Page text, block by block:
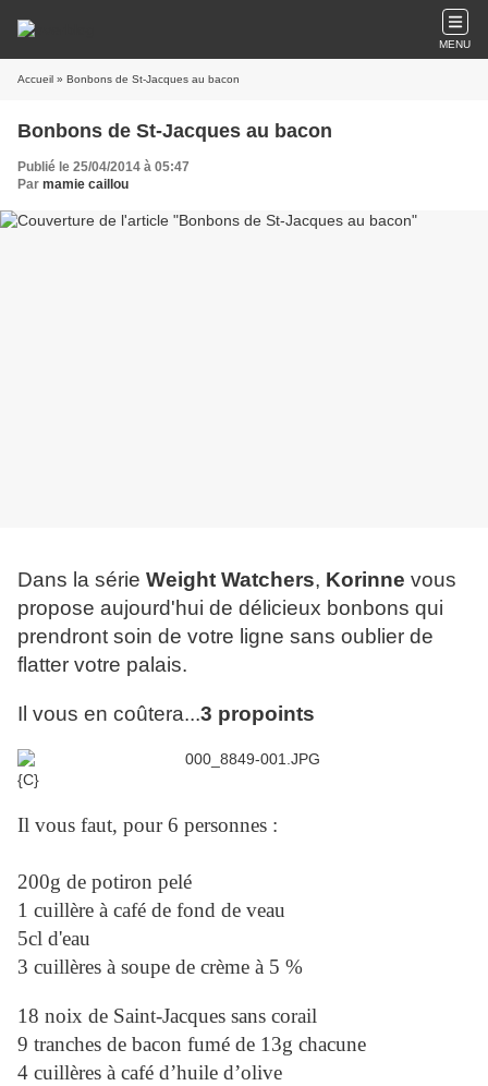
MENU
Accueil » Bonbons de St-Jacques au bacon
Bonbons de St-Jacques au bacon
Publié le 25/04/2014 à 05:47
Par mamie caillou
Dans la série Weight Watchers, Korinne vous
propose aujourd'hui de délicieux bonbons qui
prendront soin de votre ligne sans oublier de
flatter votre palais.
Il vous en coûtera...3 propoints
{C}
Il vous faut, pour 6 personnes :
200g de potiron pelé
1 cuillère à café de fond de veau
5cl d'eau
3 cuillères à soupe de crème à 5 %
18 noix de Saint-Jacques sans corail
9 tranches de bacon fumé de 13g chacune
4 cuillères à café d’huile d’olive